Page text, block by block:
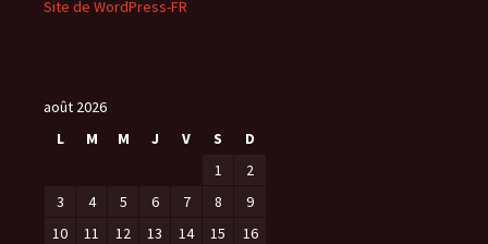
Site de WordPress-FR
août 2026
L
M M J V S D
1
2
3
4 5 6 7 8
9
10
11 12 13 14 15
16